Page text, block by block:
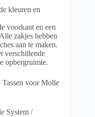
kleuren en
voorkant en een
zakjes hebben
aan te maken.
verschillende
opbergruimte.
voor Molle
System /